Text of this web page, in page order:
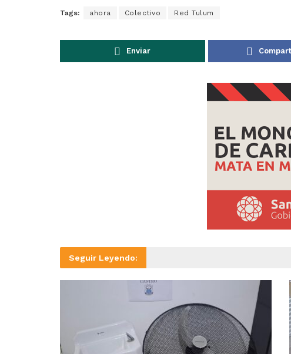
Tags: ahora Colectivo Red Tulum
Enviar
Seguir Leyendo: